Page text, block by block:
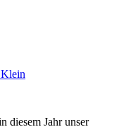
diesem Jahr unser